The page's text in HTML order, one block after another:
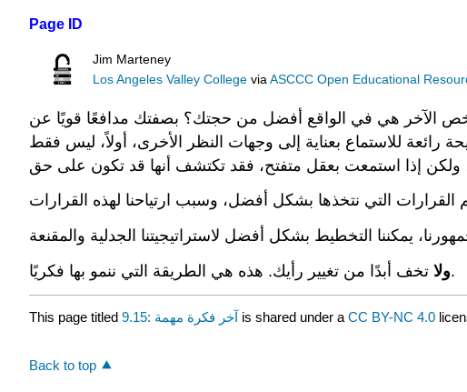
Page ID
Jim Marteney
Los Angeles Valley College viaASCCC Open Educational
الآخر هي في الواقع أفضل من حجتك؟ بصفتك مدافعًا قويًا عن
للاستماع بعناية إلى وجهات النظر الأخرى، أولاً، ليس فقط
ولاتخف أبدًا من تغيير رأيك. هذه هي الطريقة التي ننمو بها فكريًا.
This page titled 9.15: آخر فكرة مهمة is shared under a CC BY-NC 4.0
Back to top